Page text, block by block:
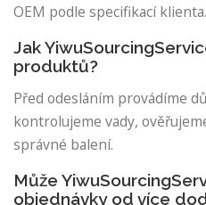
OEM podle specifikací klienta.
Jak
produktů?
Před odesláním provádíme
kontrolujeme vady,
správné balení.
Může
objednávky od více